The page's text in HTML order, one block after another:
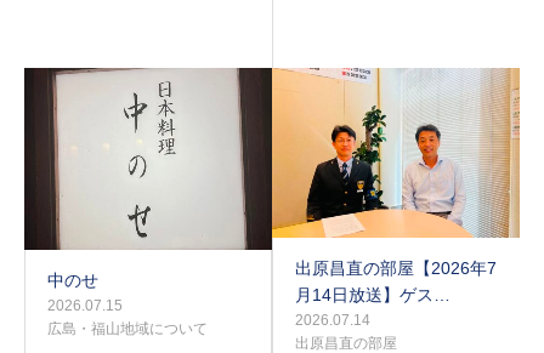
中のせ
2026.07.15
広島・福山地域について
出原昌直の部屋【2026年7
月14日放送】ゲス…
2026.07.14
出原昌直の部屋